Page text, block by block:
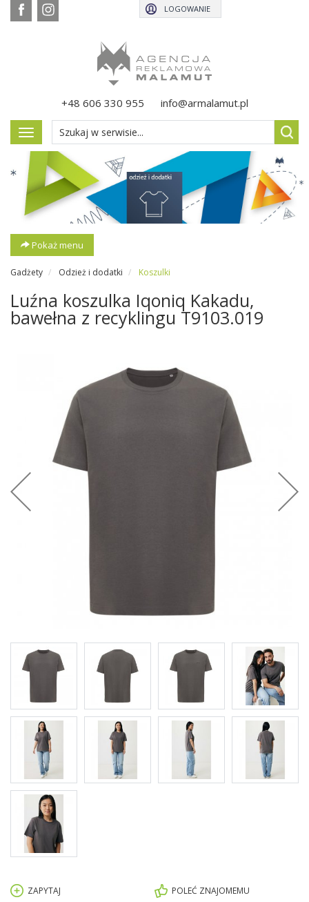
+48 606 330 955 info@armalamut.pl
LOGOWANIE
Pokaż
menu
Pokaż menu
Gadżety Odzież i dodatki Koszulki
Luźna koszulka Iqoniq Kakadu,
bawełna z recyklingu T9103.019
ZAPYTAJ
POLEĆ ZNAJOMEMU